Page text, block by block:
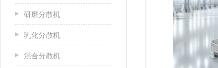
研磨分散机
乳化分散机
混合分散机